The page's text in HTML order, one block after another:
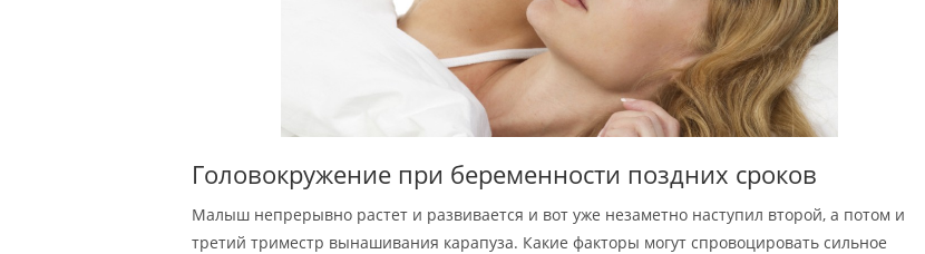
Головокружение при беременности поздних сроков
Малыш непрерывно растет и развивается и вот уже незаметно наступил второй, а потом и
третий триместр вынашивания карапуза. Какие факторы могут спровоцировать сильное